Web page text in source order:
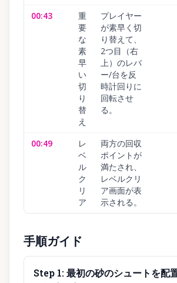
00:43
重
要
な
素
早
い
切
り
替
え
プレイヤー
が素早く切
り替えて、
2つ目（右
上）のレバ
ー/台を反
時計回りに
回転させ
る。
00:49
レ
ベ
ル
ク
リ
ア
両方の回収
ポイントが
満たされ、
レベルクリ
ア画面が表
示される。
手順ガイド
Step 1:最初の砂のシュートを配